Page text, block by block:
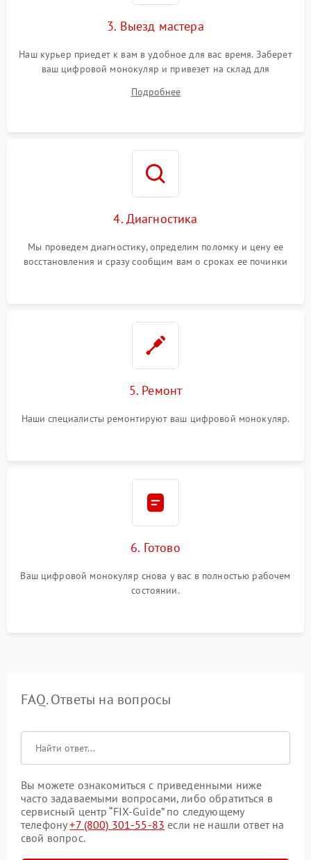
3. Выезд мастера
Наш курьер приедет к вам в удобное для вас время. Заберет
ваш цифровой монокуляр и привезет на склад для
Подробнее
4. Диагностика
Мы проведем диагностику, определим поломку и цену ее
восстановления и сразу сообщим вам о сроках ее починки
5. Ремонт
Наши специалисты ремонтируют ваш цифровой монокуляр.
6. Готово
Ваш цифровой монокуляр снова у вас в полностью рабочем
состоянии.
FAQ. Ответы на вопросы
Вы можете ознакомиться с приведенными ниже
часто задаваемыми вопросами, либо обратиться в
сервисный центр “FIX-Guide” по следующему
телефону+7 (800) 301-55-83 если не нашли ответ на
свой вопрос.